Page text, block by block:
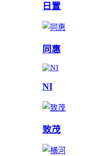
日置
同惠
NI
致茂